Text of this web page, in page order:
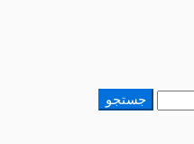
جستجو